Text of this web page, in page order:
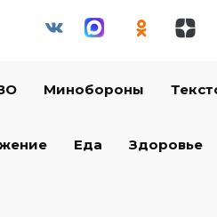
Минобороны
Еда Здоровье